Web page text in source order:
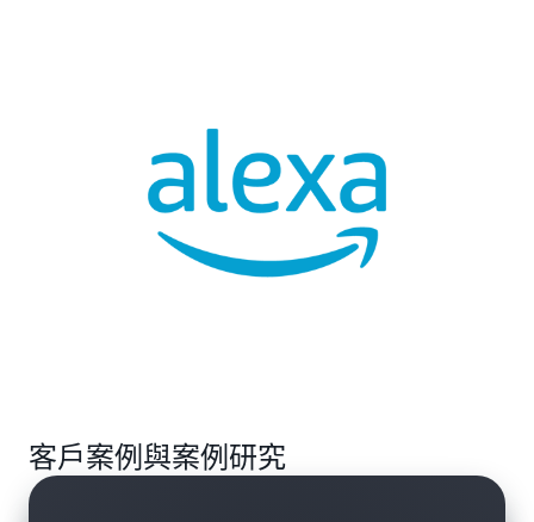
客戶案例與案例研究